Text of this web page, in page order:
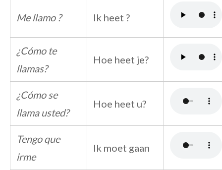
Me llamo ? Ik heet ?
¿Cómo te
llamas?
Hoe heet je?
¿Cómo se
llama usted?
Hoe heet u?
Tengo que
irme
Ik moet gaan